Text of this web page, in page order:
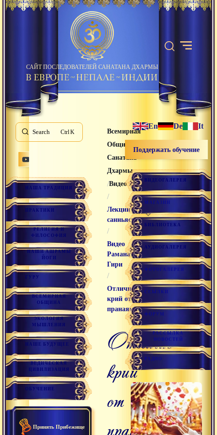
САЙТ ПОСЛЕДОВАТЕЛЕЙ САНАТАНА ДХАРМЫ
Search K
НАША ТРАДИЦИЯ
ПРАКТИКИ
РЕЛИГИЯ И
ФИЛОСОФИЯ
НАШИ АШРАМЫ
ЙОГИ
ГУРУ
ВСЕМИРНАЯ
ОБЩИНА
ЭКОЛОГИЯ
МЫШЛЕНИЯ
НАШЕ БУДУЩЕЕ
ВЕДИЧЕСКАЯ
ЦИВИЛИЗАЦИЯ
ОБУЧЕНИЕ
Принять Прибежище
Всемирная
Община
Санатана
Дхармы
/Видео лекции
/
Лекции
санньяси
/
Видео
Раманатха
Гири
/
Отличие
крий от
пранаям
отличие
крий
от
пранаям
En De It
Поддержать обучение
ВИДЕОГАЛЕРЕЯ
МАГАЗИН
БИБЛИОТЕКА
АУДИОГАЛЕРЕЯ
ФОТОГАЛЕРЕЯ
ССЫЛКИ
ФОРУМ
РАССЫЛКА
НОВОСТЕЙ
РАДИО